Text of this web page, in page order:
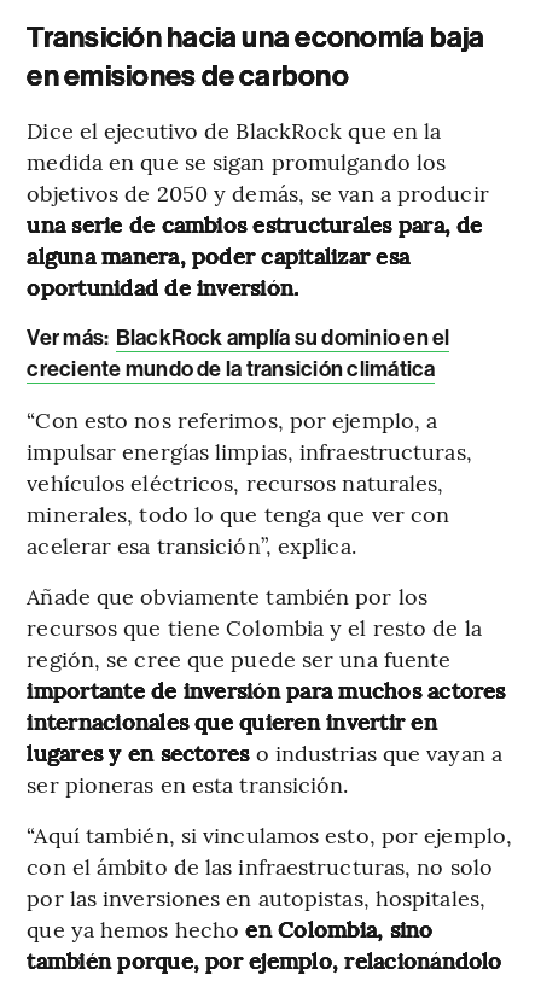
Transición hacia una economía baja
en emisiones de carbono
Dice el ejecutivo de BlackRock que en la
medida en que se sigan promulgando los
objetivos de 2050 y demás, se van a producir
una serie de cambios estructurales para, de
alguna manera, poder capitalizar esa
oportunidad de inversión.
Ver más: BlackRock amplía su dominio en el
creciente mundo de la transición climática
“Con esto nos referimos, por ejemplo, a
impulsar energías limpias, infraestructuras,
vehículos eléctricos, recursos naturales,
minerales, todo lo que tenga que ver con
acelerar esa transición”, explica.
Añade que obviamente también por los
recursos que tiene Colombia y el resto de la
región, se cree que puede ser una fuente
importante de inversión para muchos actores
internacionales que quieren invertir en
lugares y en sectoreso industrias que vayan a
ser pioneras en esta transición.
“Aquí también, si vinculamos esto, por ejemplo,
con el ámbito de las infraestructuras, no solo
por las inversiones en autopistas, hospitales,
que ya hemos hecho en Colombia, sino
también porque, por ejemplo, relacionándolo